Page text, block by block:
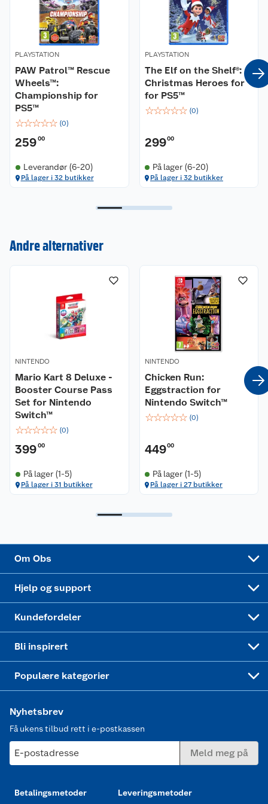
Spill alene eller utfordre venner i flerspiller – alle
spillere kan bli mester!
Bli med valpene og dra på!
PLAYSTATION
PAW Patrol™ Rescue
Wheels™:
Championship for
PS5™
☆☆☆☆☆ (0)
25900
Leverandør (6-20)
På lager i 32 butikker
PLAYSTATION
The Elf on the Shelf®:
Christmas Heroes for
for PS5™
☆☆☆☆☆ (0)
29900
På lager (6-20)
På lager i 32 butikker
Andre alternativer
NINTENDO
Mario Kart 8 Deluxe -
Booster Course Pass
Set for Nintendo
Switch™
☆☆☆☆☆ (0)
39900
På lager (1-5)
På lager i 31 butikker
NINTENDO
Chicken Run:
Eggstraction for
Nintendo Switch™
☆☆☆☆☆ (0)
44900
På lager (1-5)
På lager i 27 butikker
Om Obs
Våre butikker
Coop kjeder
Ledige stillinger
Bærekraft
Hjelp og support
Angre- og returrett
Reklamasjon og garanti
Betalingsalternativer
Leveringsalternativer
Pakkesporing
Kjøpsvilkår
Kundefordeler
Åpent kjøp
Coop medlem
Klikk og hent
Bli inspirert
Festdrakter til hele familien
Populære kategorier
Hagemøbler og utemøbler
Nyhetsbrev
Få ukens tilbud rett i e-postkassen
E-postadresse Meld meg på
Betalingsmetoder Leveringsmetoder